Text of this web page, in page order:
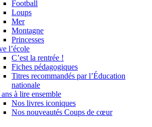
Football
Loups
Mer
Montagne
Princesses
l’école
C’est la rentrée !
Fiches pédagogiques
Titres recommandés par l’Éducation
nationale
à lire ensemble
Nos livres iconiques
Nos nouveautés Coups de cœur